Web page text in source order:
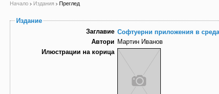
Начало Издания Преглед
Издание
Заглавие Софтуерни приложения в
Автори Мартин Иванов
Илюстрации на корица